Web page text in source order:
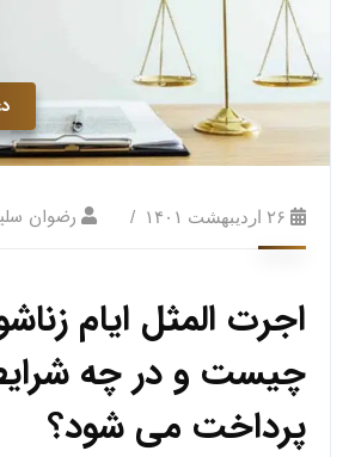
۲۶ اردیبهشت ۱۴۰۱ رضوان
اجرت المثل ایام
چیست و در چه
پرداخت می شود؟